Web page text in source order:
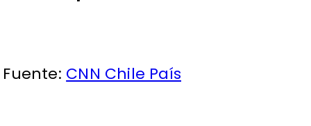
Fuente: CNN Chile País